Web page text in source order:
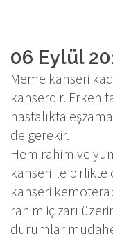
06 Eylül
Meme kanseri
kanserdir. Erken
hastalıkta
de gerekir.
Hem rahim ve
kanseri ile birlikte
kanseri
rahim iç zarı
durumlar